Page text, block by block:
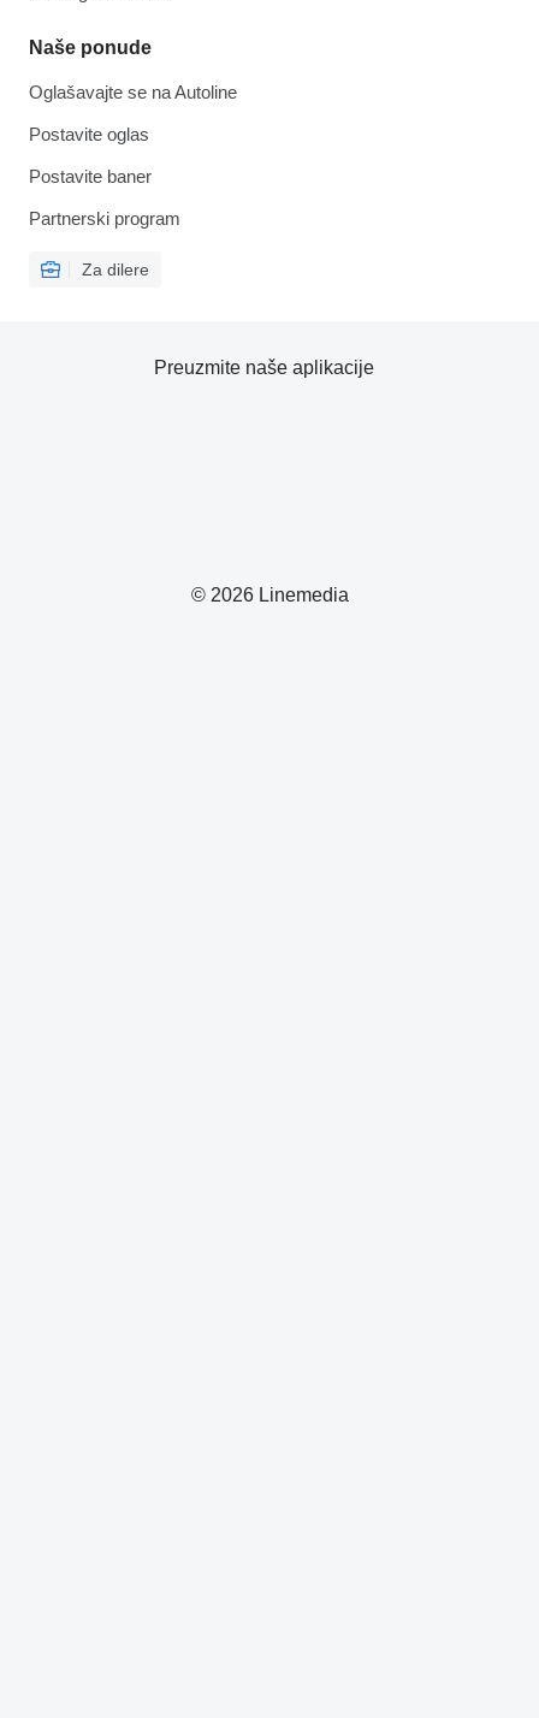
Naše ponude
Oglašavajte se na Autoline
Postavite oglas
Postavite baner
Partnerski program
Za dilere
© 2026 Linemedia
Preuzmite naše aplikacije